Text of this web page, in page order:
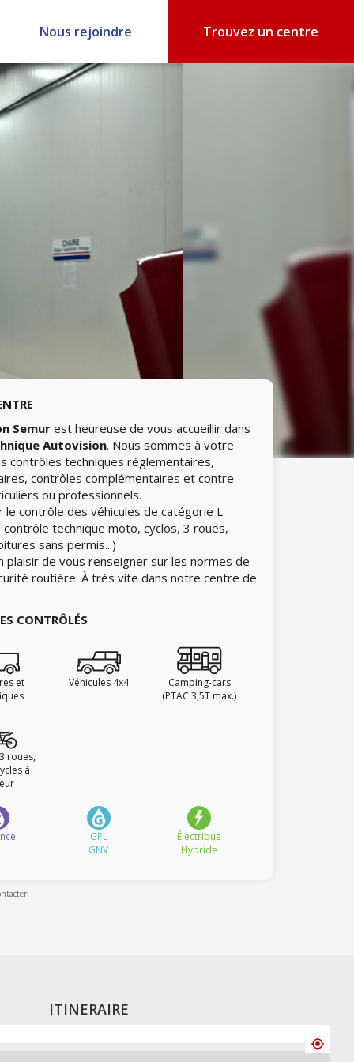
Nous rejoindre Trouvez un centre
Semur est heureuse de vous accueillir dans
Autovision. Nous sommes à votre
contrôles techniques réglementaires,
contrôles complémentaires et contre-
ou professionnels.
contrôle des véhicules de catégorie L
technique moto, cyclos, 3 roues,
sans permis...)
de vous renseigner sur les normes de
routière. À très vite dans notre centre de
CONTRÔLÉS
et
Véhicules 4x4
Camping-cars
(PTAC 3,5T max.)
roues,
à
GPL
GNV
Électrique
Hybride
ITINERAIRE